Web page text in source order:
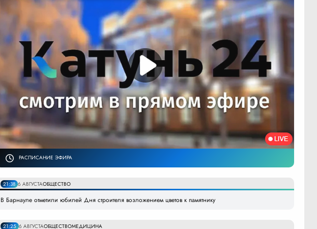
РАСПИСАНИЕ ЭФИРА
21:38 6 АВГУСТАОБЩЕСТВО
В Барнауле отметили юбилей Дня строителя возложением цветов к памятнику
21:25 6 АВГУСТАОБЩЕСТВОМЕДИЦИНА